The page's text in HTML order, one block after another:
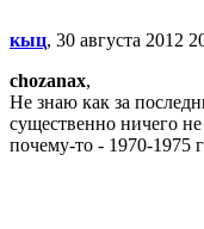
кыц, 30 августа 2012
chozanax,
Не знаю как за
существенно ничего
почему-то - 1970-1975